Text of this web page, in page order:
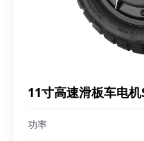
11寸高速滑板车电机
功率